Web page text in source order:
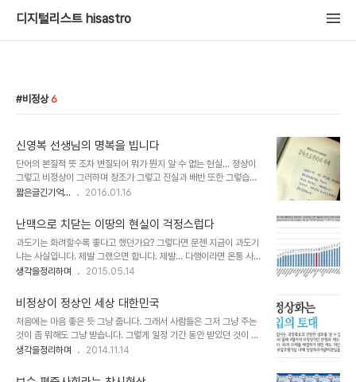
디지털리스트 hisastro
비정상 6
신영복 선생님의 명복을 빕니다
단어의 본질적 뜻 조차 변질되어 뭐가 뭔지 알 수 없는 현실... 정상이
그렇고 비정상이 그러하며 창조가 그렇고 진실과 배반 또한 그렇습니
다. 뭐~ 약속이 지키지 않는 것을 의미하는 것으로 뒤 바뀔 날도 얼마
하며 독재를 일삼아 온 어느 군부 정치가를 엄청난 위인인양 떠받들면
서 배반하지 말라고 하는 것이나, 시키는 대로 하기를 원하는 자들이
창조 어쩌구 저쩌구... 모순되는 말들을 아무런 거리낌 없이 지껄이는
어처구니 없는 세상... 정상과 비정상이 거꾸로 되다보니 그런걸까요?
거꾸로 보일러도 아니고... 게다가 수소폭탄을 상대하는 확성기라니...
는 듯 합니다만, 아직 ..
짧은글긴기억... 2016.01.16
난맥으로 치닫는 이땅의 현실이 걱정스럽다
과도기는 화려할수록 좋다고 했던가요? 그렇다면 문젠 지금이 과도기
냐는 사실입니다. 제발 그랬으면 합니다. 제발... 다행이라면 온통 사고
와 사건들의 연속이고 온갖 비리와 부정부패가 만연해 있어도 아무런
상황을 더 악화시키는 요인일지도 모르겠습니다. 금년 초 SNS를 통해
적잖이 퍼져 나간 글이 있습니다."대한민국 OECD올림픽 50관왕!
금메달 50개, 1%를 위한 생지옥의 나라!"라는 제목으로내용은 아래
와 같습니다. 대한민국 OECD올림픽 50관왕! 금메달 50개, 1%를
위한 생지옥의 나라! 이 나라가 망하고 있다는 결정적 증거! 1. 자살률
1위5. ..
생각을정리하며 2015.05.14
비정상이 정상인 세상 대한민국
처음에는 마음 좋은 듯 그냥 줍니다. 그래서 사람들은 그저 그냥 주는
것이 좀 뭐해도 그냥 받습니다. 그렇게 일정 기간 동안 받았던 것이 이
런저런 생활 속에서 당연하다는 생각에 익숙해질 즈음 그냥 주던 쪽에
다. 짧게 표현한 상기의 이야기는 규모의 경제를 손에 쥔 쪽에서 보통
생각을정리하며 2014.11.14